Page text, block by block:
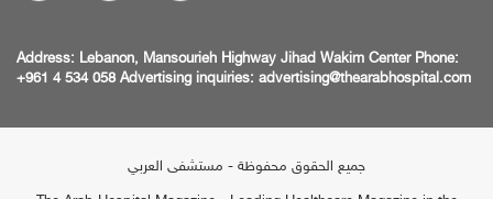
Address: Lebanon, Mansourieh Highway Jihad Wakim Center Phone:
+961 4 534 058 Advertising inquiries: advertising@thearabhospital.com
جميع الحقوق محفوظة - مستشفى العربي